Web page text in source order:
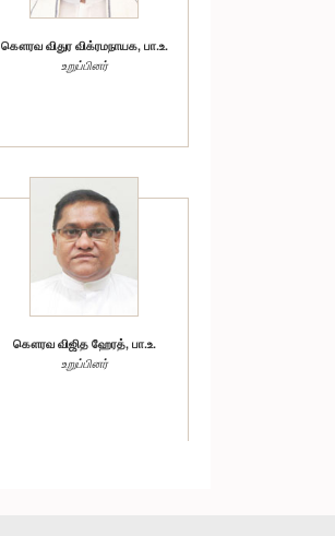
கௌரவ விதுர விக்ரமநாயக, பா.உ.
உறுப்பினர்
கௌரவ விஜித ஹேரத், பா.உ.
உறுப்பினர்